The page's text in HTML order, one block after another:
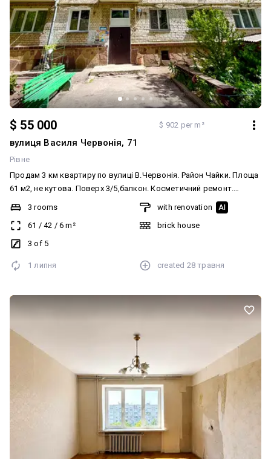
$ 55 000 $ 902 per m²
вулиця Василя Червонія, 71
Рівне
Продам 3 км квартиру по вулиці В.Червонія. Район Чайки. Площа
61 м2, не кутова. Поверх 3/5,балкон. Косметичний ремонт.
Залишаються всі меблі. Поруч уся необхідна інфраструктура.
3 rooms
61 / 42 / 6 m²
3 of 5
with renovation AI
brick house
1 липня created 28 травня